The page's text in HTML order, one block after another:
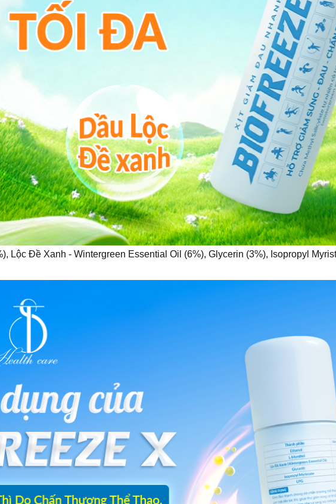
Lộc Đề Xanh - Wintergreen Essential Oil (6%), Glycerin (3%), Isopropyl